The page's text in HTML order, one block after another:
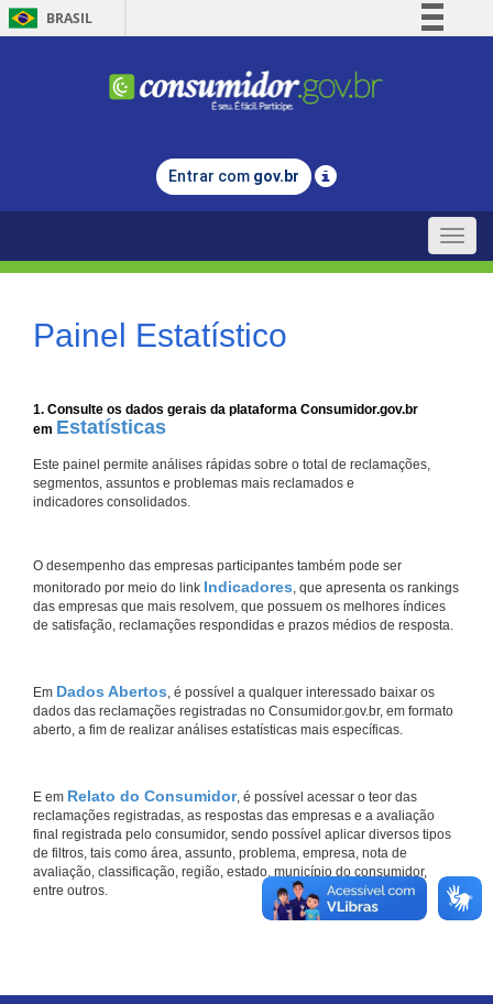
BRASIL
Comunica BR
Legislação
Entrar com gov.br
Toggle
Painel Estatístico
1. Consulte os dados gerais da plataforma Consumidor.gov.br
em Estatísticas
Este painel permite análises rápidas sobre o total de reclamações,
segmentos, assuntos e problemas mais reclamados e
indicadores consolidados.
O desempenho das empresas participantes também pode ser
monitorado por meio do link Indicadores, que apresenta os rankings
das empresas que mais resolvem, que possuem os melhores índices
de satisfação, reclamações respondidas e prazos médios de resposta.
Em Dados Abertos, é possível a qualquer interessado baixar os
dados das reclamações registradas no Consumidor.gov.br, em formato
aberto, a fim de realizar análises estatísticas mais específicas.
E em Relato do Consumidor, é possível acessar o teor das
reclamações registradas, as respostas das empresas e a avaliação
final registrada pelo consumidor, sendo possível aplicar diversos tipos
de filtros, tais como área, assunto, problema, empresa, nota de
avaliação, classificação, região, estado, município do consumidor,
entre outros.